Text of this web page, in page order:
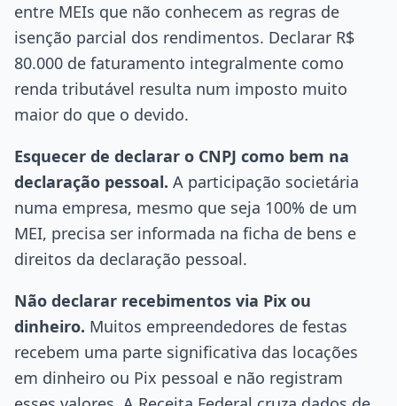
entre MEIs que não conhecem as regras de
isenção parcial dos rendimentos. Declarar R$
80.000 de faturamento integralmente como
renda tributável resulta num imposto muito
maior do que o devido.
Esquecer de declarar o CNPJ como bem na
declaração pessoal. A participação societária
numa empresa, mesmo que seja 100% de um
MEI, precisa ser informada na ficha de bens e
direitos da declaração pessoal.
Não declarar recebimentos via Pix ou
dinheiro. Muitos empreendedores de festas
recebem uma parte significativa das locações
em dinheiro ou Pix pessoal e não registram